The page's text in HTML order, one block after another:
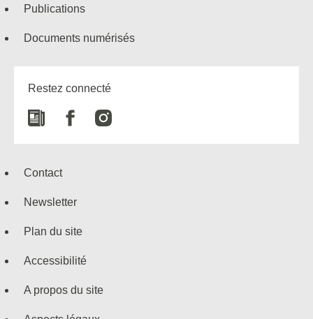
Publications
Documents numérisés
Restez connecté
NewspaperFacebook
Contact
Newsletter
Plan du site
Accessibilité
A propos du site